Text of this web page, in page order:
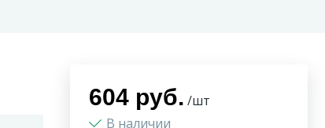
604 руб. /шт
В наличии